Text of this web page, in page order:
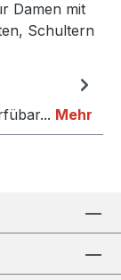
Damen mit
Schultern
Mehr